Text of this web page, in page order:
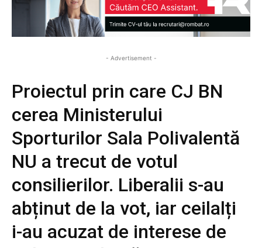
- Advertisement -
Proiectul prin care CJ BN
cerea Ministerului
Sporturilor Sala Polivalentă
NU a trecut de votul
consilierilor. Liberalii s-au
abținut de la vot, iar ceilalți
i-au acuzat de interese de